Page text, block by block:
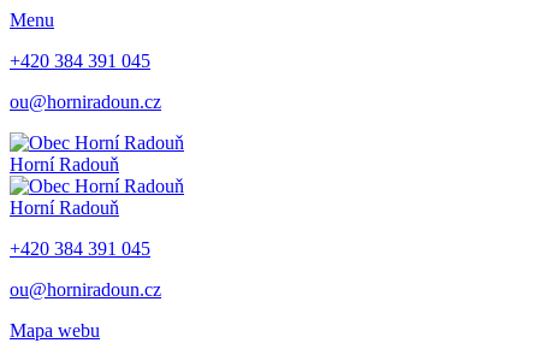
Menu
+420 384 391 045
ou@horniradoun.cz
Horní Radouň
Horní Radouň
+420 384 391 045
ou@horniradoun.cz
Mapa webu